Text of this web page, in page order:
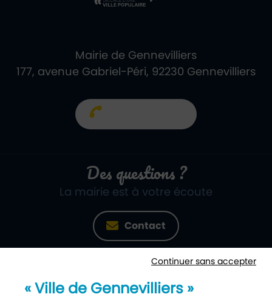
Mairie de Gennevilliers
177, avenue Gabriel-Péri, 92230 Gennevilliers
Des questions ?
La mairie est à votre écoute
Contact
Newsletter
Continuer sans accepter
« Ville de Gennevilliers »